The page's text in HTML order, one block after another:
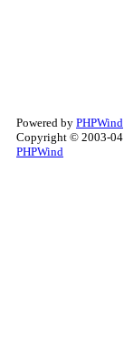
Powered by PHPWind
Copyright © 2003-04
PHPWind